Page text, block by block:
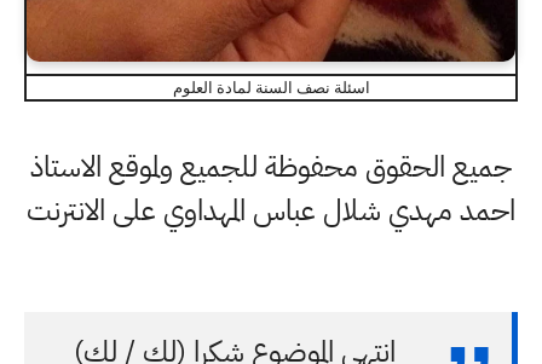
اسئلة نصف السنة لمادة العلوم
جميع الحقوق محفوظة للجميع ولموقع الاستاذ
احمد مهدي شلال عباس المهداوي على الانترنت
انتهى الموضوع شكرا (لك / لكِ)